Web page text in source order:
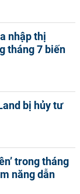
nhập thị
tháng 7 biến
bị hủy tư
trong tháng
năng dẫn